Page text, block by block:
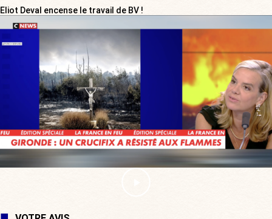
Eliot Deval encense le travail de BV !